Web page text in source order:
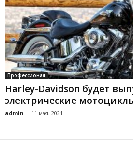
Профессионал
Harley-Davidson будет
электрические
admin - 11 мая, 2021